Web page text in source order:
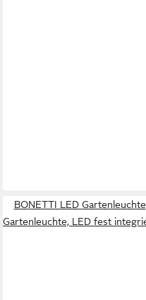
BONETTI LED Gartenleuchte
Gartenleuchte, LED fest